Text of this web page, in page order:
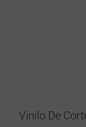
Vinilo De